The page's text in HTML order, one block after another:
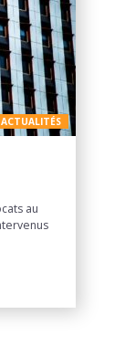
ACTUALITÉS
au